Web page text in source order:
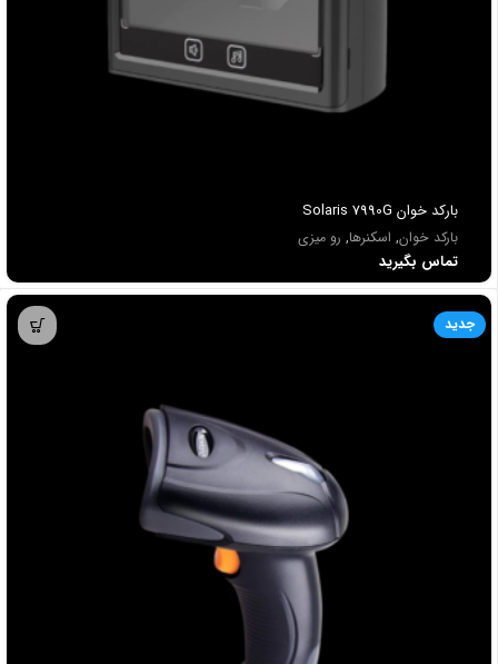
باركد خوان Solaris 7990G
بارکد خوان, اسکنرها, رو میزی
تماس بگیرید
جدید